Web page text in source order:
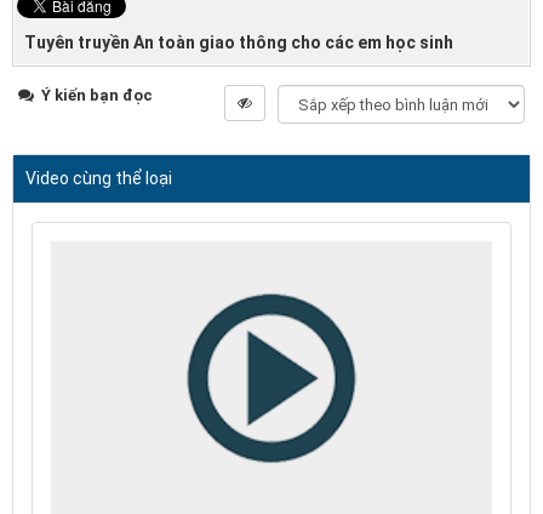
Tuyên truyền An toàn giao thông cho các em học sinh
Ý kiến bạn đọc
Video cùng thể loại